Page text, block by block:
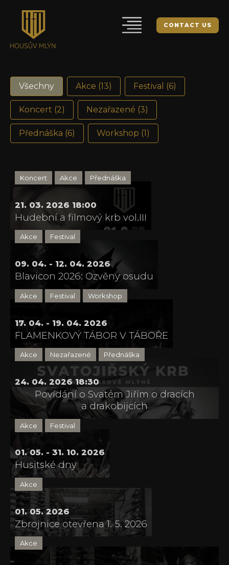
CONTACT US
Akce GB
Všechny Akce (13) Festival (6)
Koncert (2) Nezařazené (3)
Přednáška (6) Workshop (1)
Koncert Akce Přednáška
21. 03. 2026 18:00
Hudební a filmový krb vol.III
Akce Festival
09. 04. - 12. 04. 2026
Blavicon 2026: Ozvěny osudu
Akce Festival Workshop
17. 04. - 19. 04. 2026
FLAMENKOVÝ TÁBOR V TÁBOŘE
Akce Nezařazené Přednáška
24. 04. 2026 18:30
Povídání o Svatém Jiřím o dracích
a drakobijcích
Akce Festival
01. 05. - 31. 10. 2026
Husitské dny
Akce
01. 05. 2026
Zbrojnice otevřena 1. 5. 2026
Akce